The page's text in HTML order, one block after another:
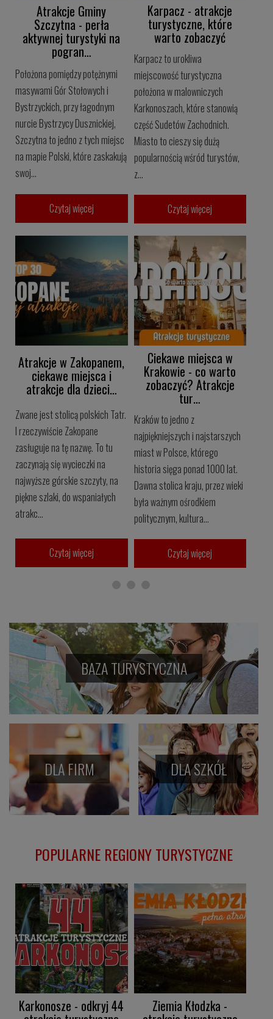
Atrakcje Gminy
Szczytna - perła
aktywnej turystyki na
pogran…
Położona pomiędzy potężnymi
masywami Gór Stołowych i
Bystrzyckich, przy łagodnym
nurcie Bystrzycy Dusznickiej,
Szczytna to jedno z tych miejsc
na mapie Polski, które zaskakują
swoj...
Czytaj więcej
Karpacz - atrakcje
turystyczne, które
warto zobaczyć
Karpacz to urokliwa
miejscowość turystyczna
położona w malowniczych
Karkonoszach, które stanowią
część Sudetów Zachodnich.
Miasto to cieszy się dużą
popularnością wśród turystów,
z...
Czytaj więcej
Atrakcje w Zakopanem,
ciekawe miejsca i
atrakcje dla dzieci…
Zwane jest stolicą polskich Tatr.
I rzeczywiście Zakopane
zasługuje na tę nazwę. To tu
zaczynają się wycieczki na
najwyższe górskie szczyty, na
piękne szlaki, do wspaniałych
atrakc...
Czytaj więcej
Ciekawe miejsca w
Krakowie - co warto
zobaczyć? Atrakcje
tur…
Kraków to jedno z
najpiękniejszych i najstarszych
miast w Polsce, którego
historia sięga ponad 1000 lat.
Dawna stolica kraju, przez wieki
była ważnym ośrodkiem
politycznym, kultura...
Czytaj więcej
BAZA TURYSTYCZNA
DLA FIRM DLA SZKÓŁ
POPULARNE REGIONY TURYSTYCZNE
Karkonosze - odkryj 44 Ziemia Kłodzka -